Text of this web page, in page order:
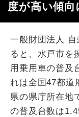
度が高い傾向
一般財団法人 自
ると、水戸市を
用乗用車の普及
れは全国47都道
県の県庁所在地
の普及台数は